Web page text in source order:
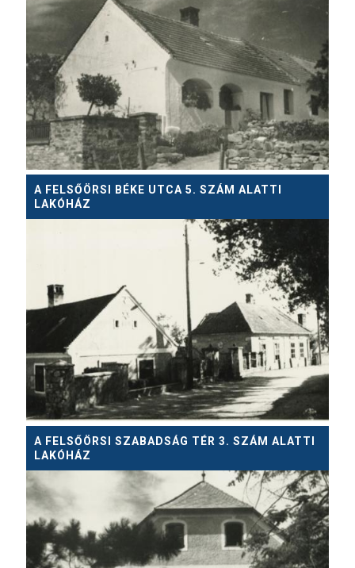
A FELSŐÖRSI BÉKE UTCA 5. SZÁM ALATTI
LAKÓHÁZ
A FELSŐÖRSI SZABADSÁG TÉR 3. SZÁM ALATTI
LAKÓHÁZ